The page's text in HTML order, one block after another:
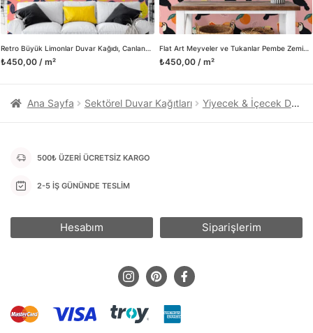
Retro Büyük Limonlar Duvar Kağıdı, Canlandırıcı Limon Desenli 3D Duvar Posteri
₺450,00 / m²
Flat Art Meyveler ve Tukanlar Pembe Zemin Duvar Kağıdı, Canlı Pembe Çocuk Odası Duvar Posteri
₺450,00 / m²
da öncü rol üstleniyoruz.
Herhangi bir soru ya da sorununuz olursa bizimle iletişime
geçebilirsiniz.
Ana Sayfa Sektörel Duvar Kağıtları Yiyecek & İçecek Duvar Kağıtları
500₺ ÜZERİ ÜCRETSİZ KARGO
2-5 İŞ GÜNÜNDE TESLİM
Hesabım Siparişlerim